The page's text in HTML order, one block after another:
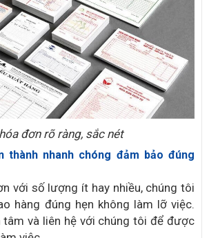
đơn rõ ràng, sắc nét
thành nhanh chóng đảm bảo đúng
với số lượng ít hay nhiều, chúng tôi
hàng đúng hẹn không làm lỡ việc.
tâm và liên hệ với chúng tôi để được